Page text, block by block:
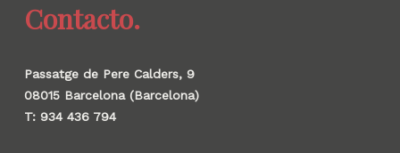
Contacto.
Passatge de Pere Calders, 9
08015 Barcelona (Barcelona)
T: 934 436 794